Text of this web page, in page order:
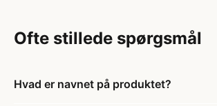
Ofte stillede spørgsmål
Hvad er navnet på produktet?